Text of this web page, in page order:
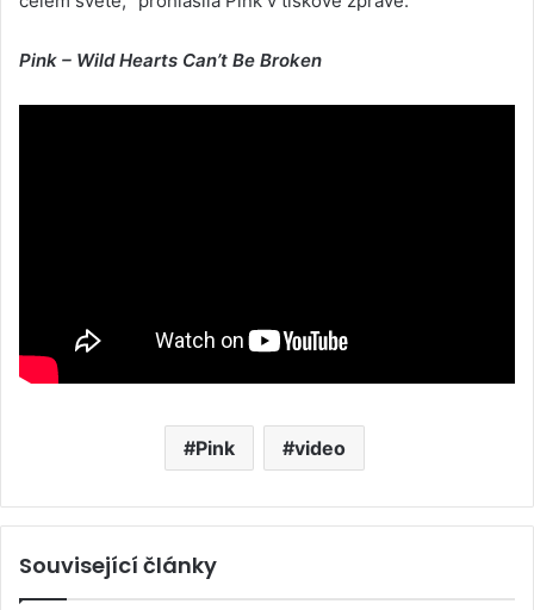
Pink – Wild Hearts Can’t Be Broken
Pink video
Související články